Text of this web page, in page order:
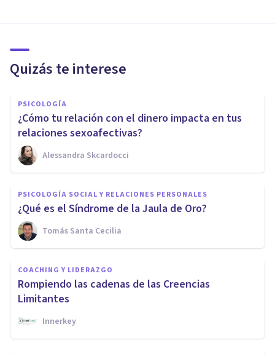
Quizás te interese
PSICOLOGÍA
¿Cómo tu relación con el dinero impacta en tus
relaciones sexoafectivas?
Alessandra Skcardocci
PSICOLOGÍA SOCIAL Y RELACIONES PERSONALES
¿Qué es el Síndrome de la Jaula de Oro?
Tomás Santa Cecilia
COACHING Y LIDERAZGO
Rompiendo las cadenas de las Creencias
Limitantes
Innerkey